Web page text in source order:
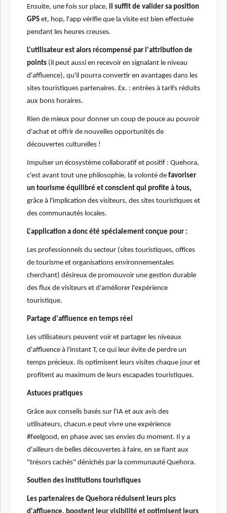
Ensuite, une fois sur place, il suffit de valider sa position
GPS et, hop, l'app vérifie que la visite est bien effectuée
pendant les heures creuses.
L'utilisateur est alors récompensé par l'attribution de
points (il peut aussi en recevoir en signalant le niveau
d'affluence), qu'il pourra convertir en avantages dans les
sites touristiques partenaires. Ex. : entrées à tarifs réduits
aux bons horaires.
Rien de mieux pour donner un coup de pouce au pouvoir
d'achat et offrir de nouvelles opportunités de
découvertes culturelles !
Impulser un écosystème collaboratif et positif : Quehora,
c'est avant tout une philosophie, la volonté de favoriser
un tourisme équilibré et conscient qui profite à tous,
grâce à l'implication des visiteurs, des sites touristiques et
des communautés locales.
L'application a donc été spécialement conçue pour :
Les professionnels du secteur (sites touristiques, offices
de tourisme et organisations environnementales
cherchant) désireux de promouvoir une gestion durable
des flux de visiteurs et d'améliorer l'expérience
touristique.
Partage d'affluence en temps réel
Les utilisateurs peuvent voir et partager les niveaux
d'affluence à l'instant T, ce qui leur évite de perdre un
temps précieux. Ils optimisent leurs visites chaque jour et
profitent au maximum de leurs escapades touristiques.
Astuces pratiques
Grâce aux conseils basés sur l'IA et aux avis des
utilisateurs, chacun.e peut vivre une expérience
#feelgood, en phase avec ses envies du moment. Il y a
d'ailleurs de belles découvertes à faire, en se fiant aux
"trésors cachés" dénichés par la communauté Quehora.
Soutien des institutions touristiques
Les partenaires de Quehora réduisent leurs pics